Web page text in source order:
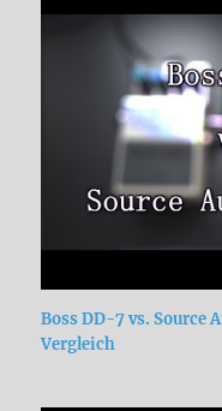
Boss DD-7 vs. Source
Vergleich